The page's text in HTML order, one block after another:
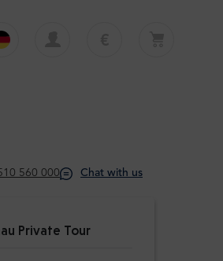
Italiano $
560 000 Chat with us
Private Tour